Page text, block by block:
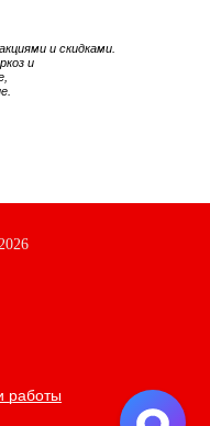
и скидками.
и
работы